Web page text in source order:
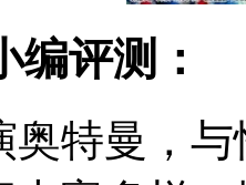
编评测：
奥特曼，